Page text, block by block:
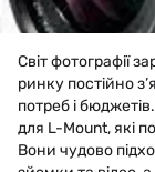
Світ фотографії
ринку постійно
потреб і
для L-Mount, які
Вони чудово